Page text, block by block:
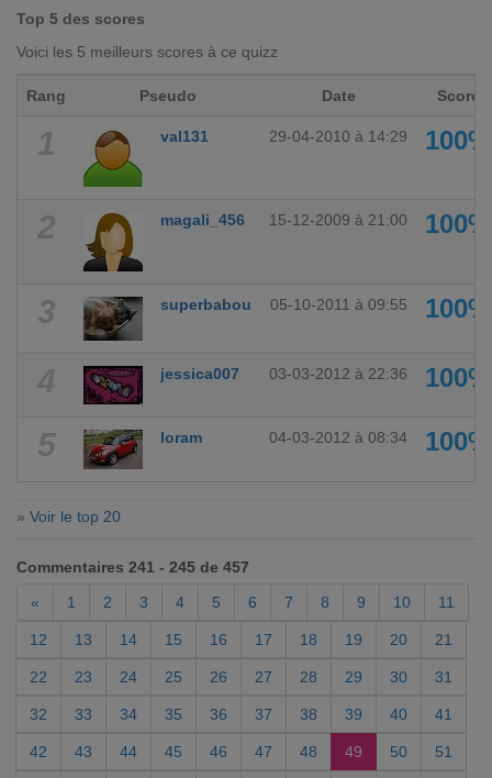
Top 5 des scores
Voici les 5 meilleurs scores à ce quizz
Rang Pseudo Date Score
1 val131 29-04-2010 à 14:29 100%
2 magali_456 15-12-2009 à 21:00 100%
3 superbabou 05-10-2011 à 09:55 100%
4 jessica007 03-03-2012 à 22:36 100%
5 loram 04-03-2012 à 08:34 100%
» Voir le top 20
Commentaires 241 - 245 de 457
«
1 2 3 4 5 6 7 8 9 10 11
12 13 14 15 16 17 18 19 20 21
22 23 24 25 26 27 28 29 30 31
32 33 34 35 36 37 38 39 40 41
42 43 44 45 46 47 48 49 50 51